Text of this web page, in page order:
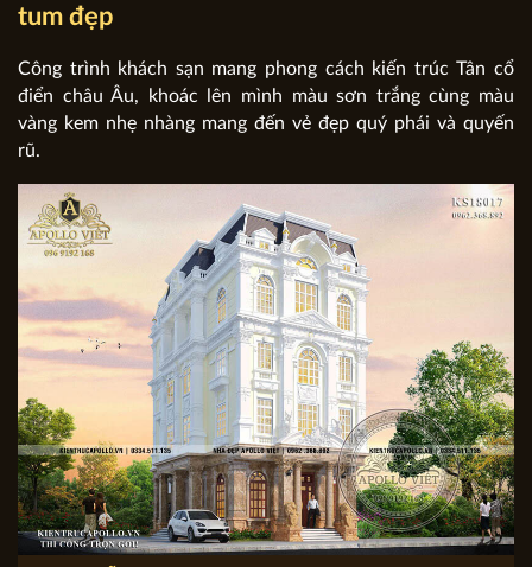
tum đẹp
Công trình khách sạn mang phong cách kiến trúc Tân cổ
điển châu Âu, khoác lên mình màu sơn trắng cùng màu
vàng kem nhẹ nhàng mang đến vẻ đẹp quý phái và quyến
rũ.